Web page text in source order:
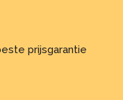
prijsgarantie